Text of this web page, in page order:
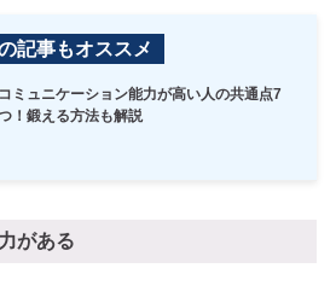
記事もオススメ
コミュニケーション能力が高い人の共通点7
！鍛える方法も解説
がある